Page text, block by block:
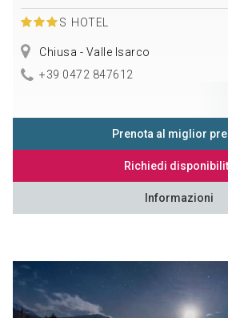
S HOTEL
Chiusa - Valle Isarco
+39 0472 847612
Prenota al miglior
Richiedi
Informazioni